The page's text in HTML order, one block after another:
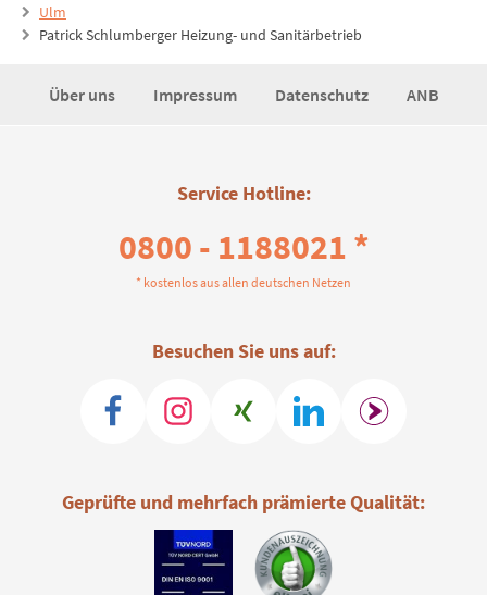
Ulm
Patrick Schlumberger Heizung- und Sanitärbetrieb
Über uns Impressum Datenschutz ANB
Service Hotline:
0800 - 1188021 *
* kostenlos aus allen deutschen Netzen
Besuchen Sie uns auf:
Geprüfte und mehrfach prämierte Qualität: